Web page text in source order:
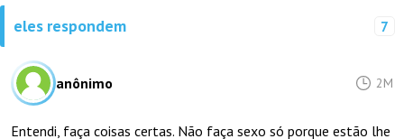
eles respondem 7
anônimo 2M
Entendi, faça coisas certas. Não faça sexo só porque estão lhe